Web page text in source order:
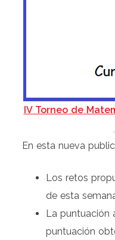
IV Torneo de
En esta nueva
Los retos
de esta
La puntuación
puntuación